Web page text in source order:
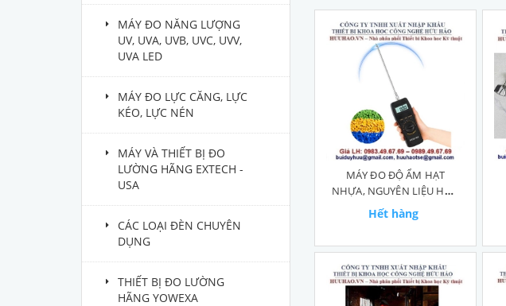
MÁY ĐO NĂNG LƯỢNG
UV, UVA, UVB, UVC, UVV,
UVA LED
MÁY ĐO LỰC CĂNG, LỰC
KÉO, LỰC NÉN
MÁY VÀ THIẾT BỊ ĐO
LƯỜNG HÃNG EXTECH -
USA
CÁC LOẠI ĐÈN CHUYÊN
DỤNG
THIẾT BỊ ĐO LƯỜNG
HÃNG YOWEXA
MÁY ĐO ĐỘ ẨM HẠT
NHỰA, NGUYÊN LIỆU HÓA
CHẤT JK-100C
Hết hàng